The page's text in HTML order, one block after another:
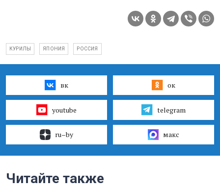
КУРИЛЫ ЯПОНИЯ РОССИЯ
вк ок
youtube telegram
ru–by макс
Читайте также